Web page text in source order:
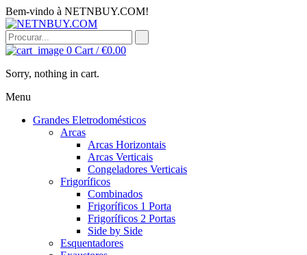
Bem-vindo à NETNBUY.COM!
0 Cart /€0.00
Sorry, nothing in cart.
Menu
Grandes Eletrodomésticos
Arcas
Arcas Horizontais
Arcas Verticais
Congeladores Verticais
Frigoríficos
Combinados
Frigoríficos 1 Porta
Frigoríficos 2 Portas
Side by Side
Esquentadores